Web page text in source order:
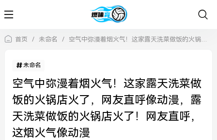
首页 / 未命名 / 空气中弥漫着烟火气！这家露天洗菜做饭的火锅店火了，网友直呼像动漫，露天洗菜做饭的火锅店火了！网友直呼，这烟火气像动漫
未命名
空气中弥漫着烟火气！这家露天洗菜做
饭的火锅店火了，网友直呼像动漫，露
天洗菜做饭的火锅店火了！网友直呼，
这烟火气像动漫